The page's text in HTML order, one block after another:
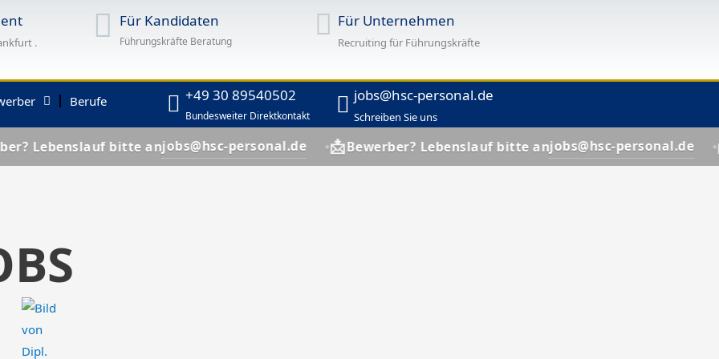
.
Für Kandidaten
Führungskräfte Beratung
Für Unternehmen
Recruiting für Führungskräfte
Berufe +49 30 89540502
Bundesweiter Direktkontakt
jobs@hsc-personal.de
Schreiben Sie uns
bitte anjobs@hsc-personal.de 📩Bewerber? Lebenslauf bitte anjobs@hsc-personal.de 📩